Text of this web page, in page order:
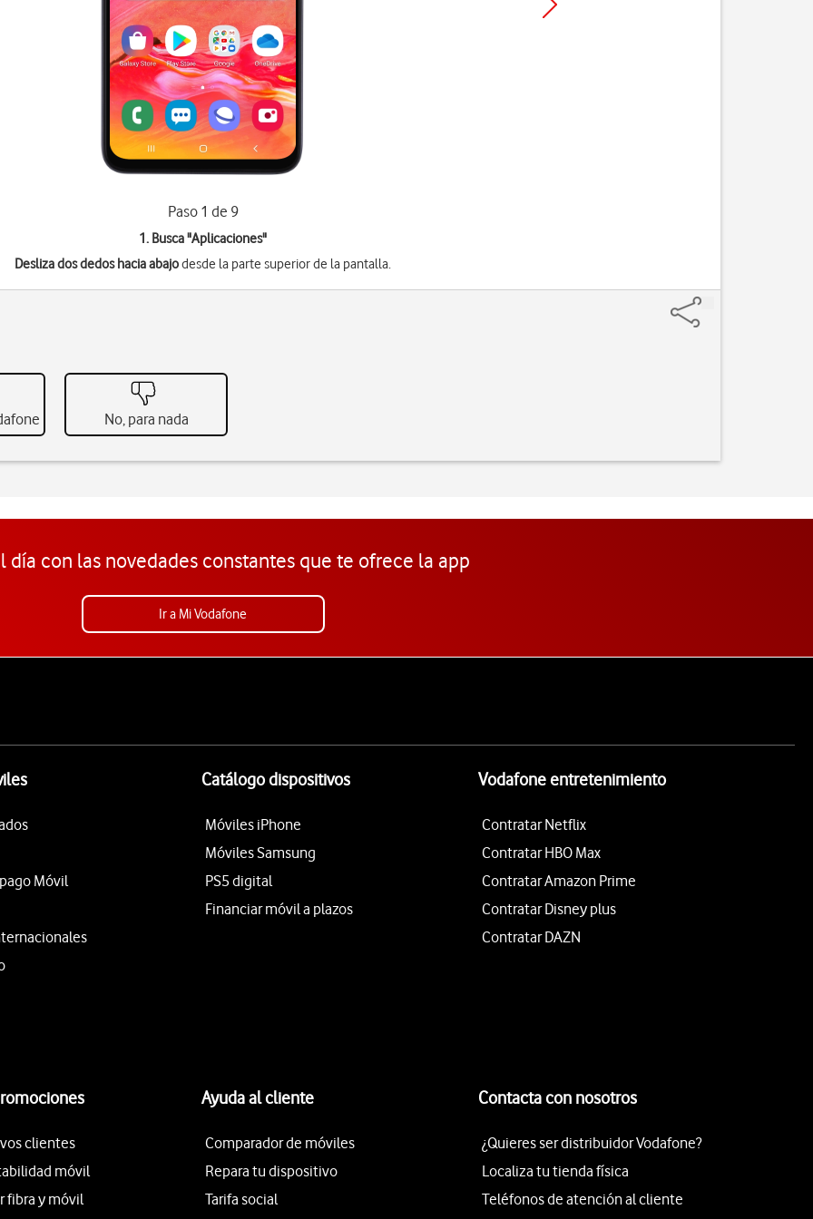
Paso 1 de 9
1. Busca "Aplicaciones"
Desliza dos dedos hacia abajodesde la parte superior de la pantalla.
No, para nada
día con las novedades constantes que te ofrece la app
Ir a Mi Vodafone
Móvil
Catálogo dispositivos
Móviles iPhone
Móviles Samsung
PS5 digital
Financiar móvil a plazos
Vodafone entretenimiento
Contratar Netflix
Contratar HBO Max
Contratar Amazon Prime
Contratar Disney plus
Contratar DAZN
clientes
móvil
fibra y móvil
Ayuda al cliente
Comparador de móviles
Repara tu dispositivo
Tarifa social
Contacta con nosotros
¿Quieres ser distribuidor Vodafone?
Localiza tu tienda física
Teléfonos de atención al cliente